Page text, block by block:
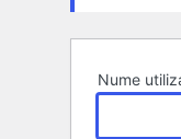
Nume